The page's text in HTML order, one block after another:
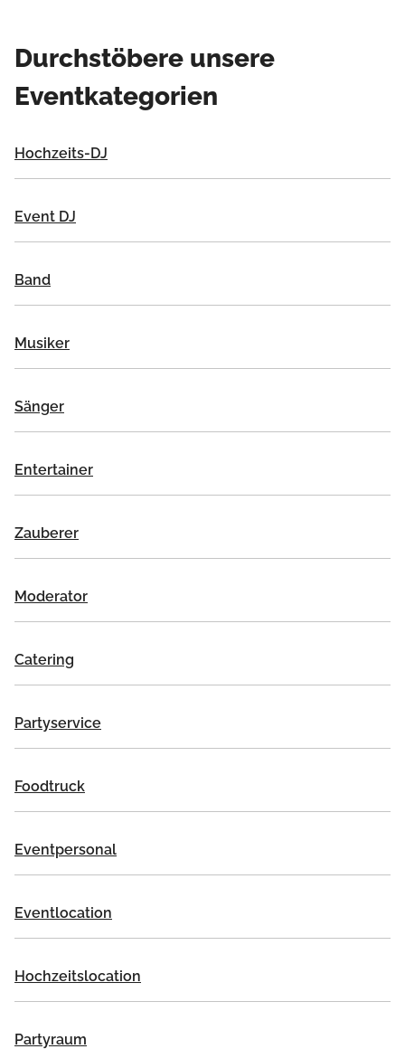
Durchstöbere unsere
Eventkategorien
Hochzeits-DJ
Event DJ
Band
Musiker
Sänger
Entertainer
Zauberer
Moderator
Catering
Partyservice
Foodtruck
Eventpersonal
Eventlocation
Hochzeitslocation
Partyraum